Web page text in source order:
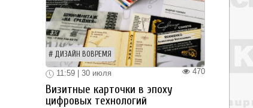
ДИЗАЙН ВОВРЕМЯ
470
11:59 | 30 июля
Визитные карточки в эпоху
цифровых технологий